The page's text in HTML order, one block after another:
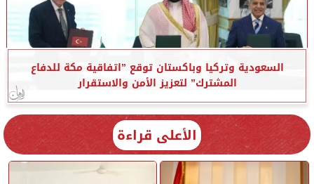
السعودية وتركيا وباكستان توقع ”اتفاقية مكة للدفاع
المشترك” لتعزيز الأمن والاستقرار
الأعلى قراءة